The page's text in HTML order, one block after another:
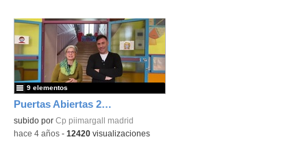
Puertas Abiertas 2022 ¡Conócenos!
subido por Cp piimargall madrid
9 elementos
-hace 4 años - 12420 visualizaciones